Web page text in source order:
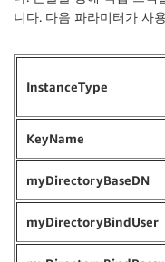
니다. 다음 파라미터가 사
InstanceType
KeyName
myDirectoryBaseDN
myDirectoryBindUser